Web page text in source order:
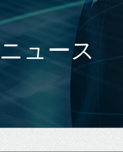
ニュース